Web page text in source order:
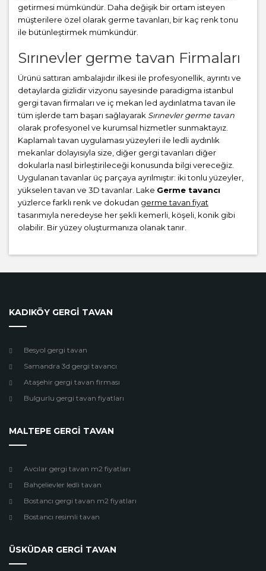
getirmesi mümkündür. Daha değişik bir ortam isteyen
müşterilere özel olarak germe tavanları, bir kaç renk tonu
ile bütünleştirmek mümkündür.
Sırınevler germe tavan Firmaları
Ürünü sattıran ambalajıdır ilkesi ile profesyonellik, ayrıntı ve
detaylarda gizlidir vizyonu sayesinde paradigma istanbul
gergi tavan firmaları ve iç mekan led aydınlatma tavan ile
tüm işlerde tam başarı sağlayarak Sırınevler germe tavan
olarak profesyonel ve kurumsal hizmetler sunmaktayız.
Kaplamalı tavan uygulaması yüzeyleri ile ledli aydınlık
mekanlar dolayısıyla size, diğer gergi tavanları diğer
dokularla nasıl birleştirileceği konusunda bilgi vereceğiz.
Uygulanan tavanlar üç parçaya ayrılmıştır: iki tonlu yüzeyler,
yükselen tavan ve 3D tavanlar. Lake Germe tavancı
yüzlerce farklı renk ve dokudan germe tavan fiyat
tasarımıyla neredeyse her şekli kemerli, köşeli, konik gibi
olabilir. Bir yüzey oluşturmanıza olanak tanır.
KADIKÖY GERGİ TAVAN
Besyol gergi tavan
Samandra 3d gergi tavancı
Ataşehir gergi tavan firması
Bulgurlu gergi tavan fiyatları
MALTEPE GERGİ TAVAN
Avcılar gergi tavan m2 fiyatları
Bahçelievler ledli tavan
Bostancı gergi tavan m2 fiyatları
Bostancı resimli tavan
ÜSKÜDAR GERGİ TAVAN